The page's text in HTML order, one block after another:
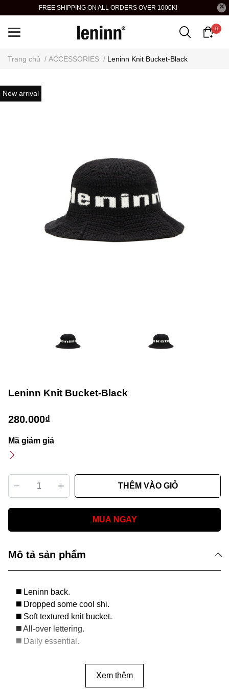
FREE SHIPPING ON ALL ORDERS OVER 1000K!
0
Trang chủ / ACCESSORIES / Leninn Knit Bucket-Black
New arrival
Leninn Knit Bucket-Black
280.000₫
Mã giảm giá
THÊM VÀO GIỎ
MUA NGAY
Mô tả sản phẩm
◼️ Leninn back.
◼️ Dropped some cool shi.
◼️ Soft textured knit bucket.
◼️ All-over lettering.
◼️ Daily essential.
Xem thêm